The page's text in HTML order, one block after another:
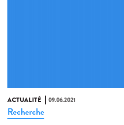
ACTUALITÉ 09.06.2021
Recherche